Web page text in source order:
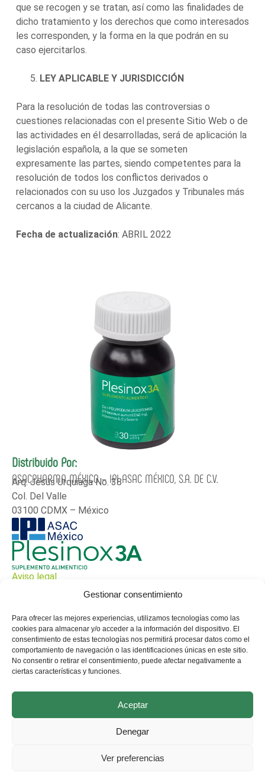
Gestionar consentimiento
Para ofrecer las mejores experiencias, utilizamos tecnologías como las
cookies para almacenar y/o acceder a la información del dispositivo. El
consentimiento de estas tecnologías nos permitirá procesar datos como el
comportamiento de navegación o las identificaciones únicas en este sitio.
No consentir o retirar el consentimiento, puede afectar negativamente a
ciertas características y funciones.
Aceptar
Denegar
Ver preferencias
que se recogen y se tratan, así como las finalidades de
dicho tratamiento y los derechos que como interesados
les corresponden, y la forma en la que podrán en su
caso ejercitarlos.
LEY APLICABLE Y JURISDICCIÓN
Para la resolución de todas las controversias o
cuestiones relacionadas con el presente Sitio Web o de
las actividades en él desarrolladas, será de aplicación la
legislación española, a la que se someten
expresamente las partes, siendo competentes para la
resolución de todos los conflictos derivados o
relacionados con su uso los Juzgados y Tribunales más
cercanos a la ciudad de Alicante.
Fecha de actualización: ABRIL 2022
Distribuido Por:
ASACPHARMA MÉXICO – IPI ASAC MÉXICO, S.A. DE C.V.
Arq. Jesús Urquiaga No. 38
Col. Del Valle
03100 CDMX – México
Aviso legal
Política de privacidad
Políticia de cookies